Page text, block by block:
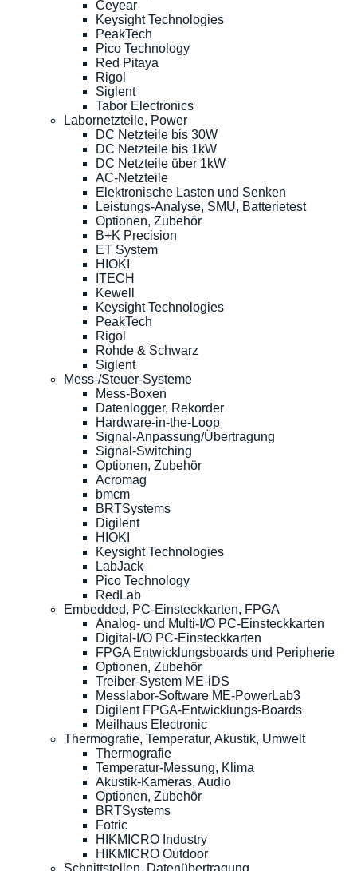
Ceyear
Keysight Technologies
PeakTech
Pico Technology
Red Pitaya
Rigol
Siglent
Tabor Electronics
Labornetzteile, Power
DC Netzteile bis 30W
DC Netzteile bis 1kW
DC Netzteile über 1kW
AC-Netzteile
Elektronische Lasten und Senken
Leistungs-Analyse, SMU, Batterietest
Optionen, Zubehör
B+K Precision
ET System
HIOKI
ITECH
Kewell
Keysight Technologies
PeakTech
Rigol
Rohde & Schwarz
Siglent
Mess-/Steuer-Systeme
Mess-Boxen
Datenlogger, Rekorder
Hardware-in-the-Loop
Signal-Anpassung/Übertragung
Signal-Switching
Optionen, Zubehör
Acromag
bmcm
BRTSystems
Digilent
HIOKI
Keysight Technologies
LabJack
Pico Technology
RedLab
Embedded, PC-Einsteckkarten, FPGA
Analog- und Multi-I/O PC-Einsteckkarten
Digital-I/O PC-Einsteckkarten
FPGA Entwicklungsboards und Peripherie
Optionen, Zubehör
Treiber-System ME-iDS
Messlabor-Software ME-PowerLab3
Digilent FPGA-Entwicklungs-Boards
Meilhaus Electronic
Thermografie, Temperatur, Akustik, Umwelt
Thermografie
Temperatur-Messung, Klima
Akustik-Kameras, Audio
Optionen, Zubehör
BRTSystems
Fotric
HIKMICRO Industry
HIKMICRO Outdoor